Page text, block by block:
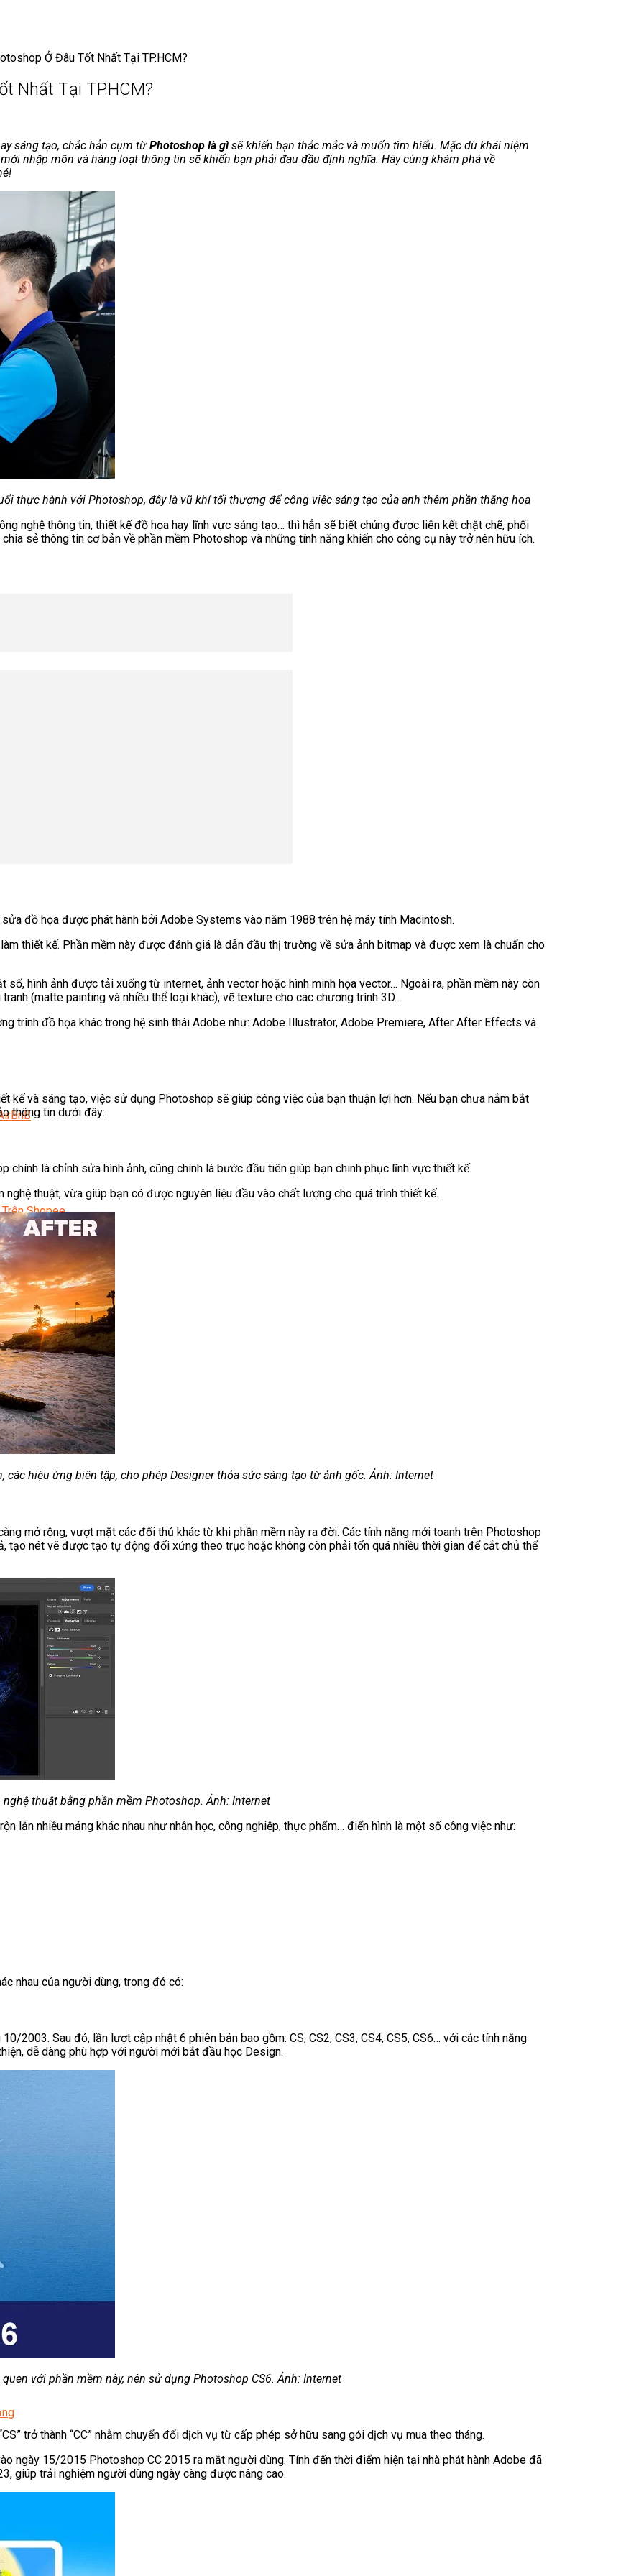
Shopee
Dân Dụng
Ở Đâu Tốt Nhất Tại TP.HCM?
Nhất Tại TP.HCM?
sáng tạo, chắc hẳn cụm từPhotoshop là gì sẽ khiến bạn thắc mắc và muốn tìm hiểu. Mặc dù khái niệm
nhập môn và hàng loạt thông tin sẽ khiến bạn phải đau đầu định nghĩa. Hãy cùng khám phá về
thực hành với Photoshop, đây là vũ khí tối thượng để công việc sáng tạo của anh thêm phần thăng hoa
nghệ thông tin, thiết kế đồ họa hay lĩnh vực sáng tạo… thì hẳn sẽ biết chúng được liên kết chặt chẽ, phối
sẻ thông tin cơ bản về phần mềm Photoshop và những tính năng khiến cho công cụ này trở nên hữu ích.
đồ họa được phát hành bởi Adobe Systems vào năm 1988 trên hệ máy tính Macintosh.
thiết kế. Phần mềm này được đánh giá là dẫn đầu thị trường về sửa ảnh bitmap và được xem là chuẩn cho
hình ảnh được tải xuống từ internet, ảnh vector hoặc hình minh họa vector… Ngoài ra, phần mềm này còn
(matte painting và nhiều thể loại khác), vẽ texture cho các chương trình 3D…
trình đồ họa khác trong hệ sinh thái Adobe như: Adobe Illustrator, Adobe Premiere, After After Effects và
kế và sáng tạo, việc sử dụng Photoshop sẽ giúp công việc của bạn thuận lợi hơn. Nếu bạn chưa nắm bắt
thông tin dưới đây:
chính là chỉnh sửa hình ảnh, cũng chính là bước đầu tiên giúp bạn chinh phục lĩnh vực thiết kế.
thuật, vừa giúp bạn có được nguyên liệu đầu vào chất lượng cho quá trình thiết kế.
hiệu ứng biên tập, cho phép Designer thỏa sức sáng tạo từ ảnh gốc. Ảnh: Internet
mở rộng, vượt mặt các đối thủ khác từ khi phần mềm này ra đời. Các tính năng mới toanh trên Photoshop
tạo nét vẽ được tạo tự động đối xứng theo trục hoặc không còn phải tốn quá nhiều thời gian để cắt chủ thể
nghệ thuật bằng phần mềm Photoshop. Ảnh: Internet
lẫn nhiều mảng khác nhau như nhân học, công nghiệp, thực phẩm… điển hình là một số công việc như:
nhau của người dùng, trong đó có:
2003. Sau đó, lần lượt cập nhật 6 phiên bản bao gồm: CS, CS2, CS3, CS4, CS5, CS6… với các tính năng
dễ dàng phù hợp với người mới bắt đầu học Design.
với phần mềm này, nên sử dụng Photoshop CS6. Ảnh: Internet
trở thành “CC” nhằm chuyển đổi dịch vụ từ cấp phép sở hữu sang gói dịch vụ mua theo tháng.
ngày 15/2015 Photoshop CC 2015 ra mắt người dùng. Tính đến thời điểm hiện tại nhà phát hành Adobe đã
giúp trải nghiệm người dùng ngày càng được nâng cao.